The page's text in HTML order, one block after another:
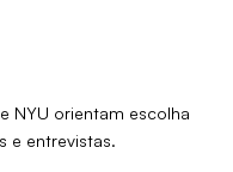
NYU orientam escolha
e entrevistas.